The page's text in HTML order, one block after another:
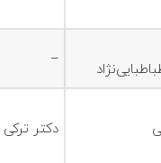
–
دکتر ترکی